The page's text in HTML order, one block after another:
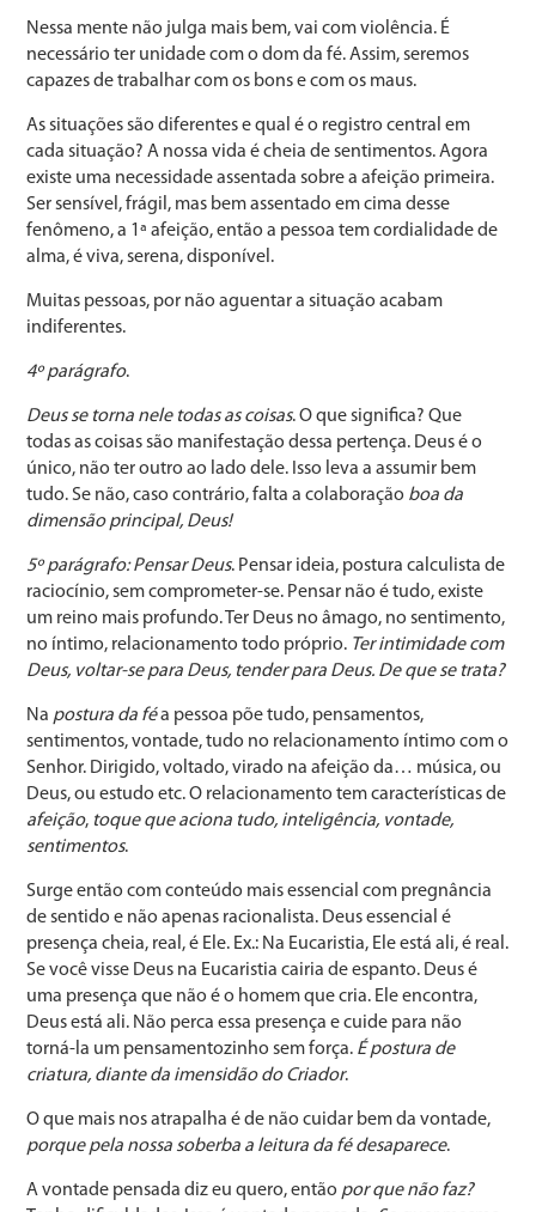
Nessa mente não julga mais bem, vai com violência. É
necessário ter unidade com o dom da fé. Assim, seremos
capazes de trabalhar com os bons e com os maus.
As situações são diferentes e qual é o registro central em
cada situação? A nossa vida é cheia de sentimentos. Agora
existe uma necessidade assentada sobre a afeição primeira.
Ser sensível, frágil, mas bem assentado em cima desse
fenômeno, a 1ª afeição, então a pessoa tem cordialidade de
alma, é viva, serena, disponível.
Muitas pessoas, por não aguentar a situação acabam
indiferentes.
4º parágrafo.
Deus se torna nele todas as coisas. O que significa? Que
todas as coisas são manifestação dessa pertença. Deus é o
único, não ter outro ao lado dele. Isso leva a assumir bem
tudo. Se não, caso contrário, falta a colaboração boa da
dimensão principal, Deus!
5º parágrafo: Pensar Deus. Pensar ideia, postura calculista de
raciocínio, sem comprometer-se. Pensar não é tudo, existe
um reino mais profundo. Ter Deus no âmago, no sentimento,
no íntimo, relacionamento todo próprio. Ter intimidade com
Deus, voltar-se para Deus, tender para Deus. De que se trata?
Na postura da féa pessoa põe tudo, pensamentos,
sentimentos, vontade, tudo no relacionamento íntimo com o
Senhor. Dirigido, voltado, virado na afeição da… música, ou
Deus, ou estudo etc. O relacionamento tem características de
afeição, toque que aciona tudo, inteligência, vontade,
sentimentos.
Surge então com conteúdo mais essencial com pregnância
de sentido e não apenas racionalista. Deus essencial é
presença cheia, real, é Ele. Ex.: Na Eucaristia, Ele está ali, é real.
Se você visse Deus na Eucaristia cairia de espanto. Deus é
uma presença que não é o homem que cria. Ele encontra,
Deus está ali. Não perca essa presença e cuide para não
torná-la um pensamentozinho sem força. É postura de
criatura, diante da imensidão do Criador.
O que mais nos atrapalha é de não cuidar bem da vontade,
porque pela nossa soberba a leitura da fé desaparece.
A vontade pensada diz eu quero, então por que não faz?